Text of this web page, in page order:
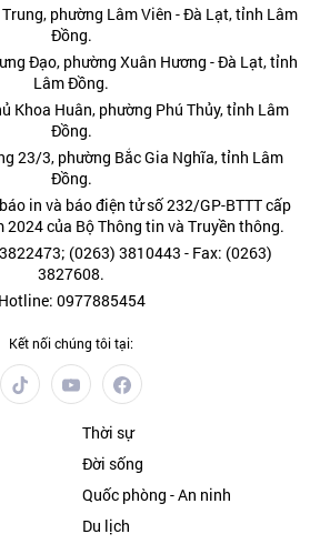
phường Lâm Viên - Đà Lạt, tỉnh Lâm
Đồng.
Đạo, phường Xuân Hương - Đà Lạt, tỉnh
Lâm Đồng.
Khoa Huân, phường Phú Thủy, tỉnh Lâm
Đồng.
23/3, phường Bắc Gia Nghĩa, tỉnh Lâm
Đồng.
in và báo điện tử số 232/GP-BTTT cấp
2024 của Bộ Thông tin và Truyền thông.
(0263) 3810443 - Fax: (0263)
3827608.
Hotline: 0977885454
Kết nối chúng tôi tại:
Thời sự
Đời sống
Quốc phòng - An ninh
Du lịch